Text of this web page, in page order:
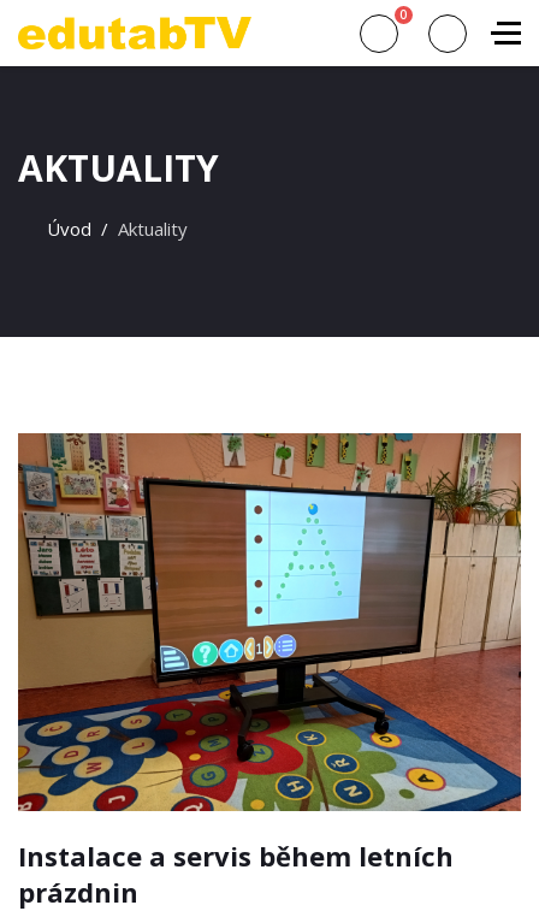
0
AKTUALITY
Úvod Aktuality
Instalace a servis během letních
prázdnin